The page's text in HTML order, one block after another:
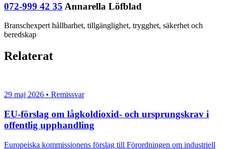
072-999 42 35 Annarella Löfblad
Branschexpert hållbarhet, tillgänglighet, trygghet, säkerhet och
beredskap
Relaterat
29 maj 2026 • Remissvar
EU-förslag om lågkoldioxid- och ursprungskrav i
offentlig upphandling
Europeiska kommissionens förslag till Förordningen om industriell